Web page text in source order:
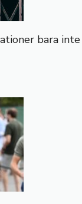
bara inte